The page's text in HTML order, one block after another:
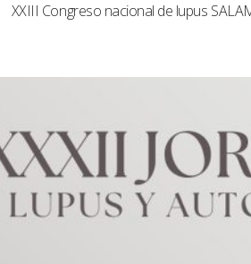
XXIII Congreso nacional de lupus